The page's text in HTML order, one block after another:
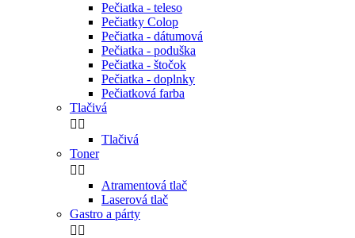
Pečiatka - teleso
Pečiatky Colop
Pečiatka - dátumová
Pečiatka - poduška
Pečiatka - štočok
Pečiatka - doplnky
Pečiatková farba
Tlačivá
 
Tlačivá
Toner
 
Atramentová tlač
Laserová tlač
Gastro a párty
 